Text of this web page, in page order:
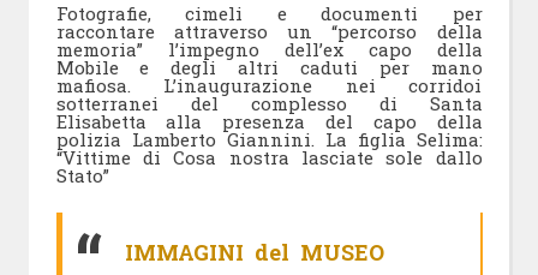
Fotografie, cimeli e documenti per
raccontare attraverso un “percorso della
memoria” l’impegno dell’ex capo della
Mobile e degli altri caduti per mano
mafiosa. L’inaugurazione nei corridoi
sotterranei del complesso di Santa
Elisabetta alla presenza del capo della
polizia Lamberto Giannini. La figlia Selima:
“Vittime di Cosa nostra lasciate sole dallo
Stato”
IMMAGINI del MUSEO